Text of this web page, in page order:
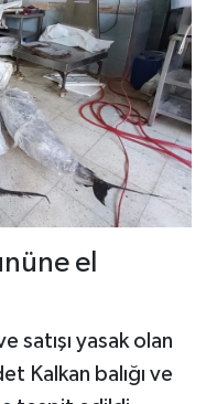
el
satışı yasak olan
Kalkan balığı ve